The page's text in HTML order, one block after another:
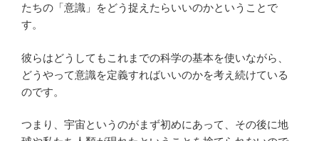
たちの「意識」をどう捉えたらいいのかということで
す。
彼らはどうしてもこれまでの科学の基本を使いながら、
どうやって意識を定義すればいいのかを考え続けている
のです。
つまり、宇宙というのがまず初めにあって、その後に地